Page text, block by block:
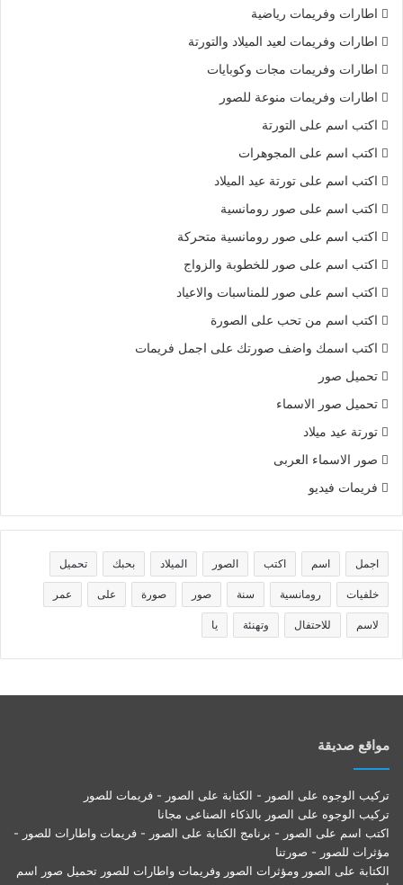
اطارات وفريمات رياضية
اطارات وفريمات لعيد الميلاد والتورتة
اطارات وفريمات مجات وكوبايات
اطارات وفريمات منوعة للصور
اكتب اسم على التورتة
اكتب اسم على المجوهرات
اكتب اسم على تورتة عيد الميلاد
اكتب اسم على صور رومانسية
اكتب اسم على صور رومانسية متحركة
اكتب اسم على صور للخطوبة والزواج
اكتب اسم على صور للمناسبات والاعياد
اكتب اسم من تحب على الصورة
اكتب اسمك واضف صورتك على اجمل فريمات
تحميل صور
تحميل صور الاسماء
تورتة عيد ميلاد
صور الاسماء العربى
فريمات فيديو
اجمل اسم اكتب الصور الميلاد بحبك تحميل
خلفيات رومانسية سنة صور صورة على عمر
لاسم للاحتفال وتهنئة يا
مواقع صديقة
تركيب الوجوه على الصور - الكتابة على الصور - فريمات للصور
تركيب الوجوه على الصور بالذكاء الصناعى مجانا
اكتب اسم على الصور - برنامج الكتابة على الصور - فريمات واطارات للصور -
مؤثرات للصور - صورتنا
الكتابة على الصور ومؤثرات الصور وفريمات واطارات للصور تحميل صور اسم